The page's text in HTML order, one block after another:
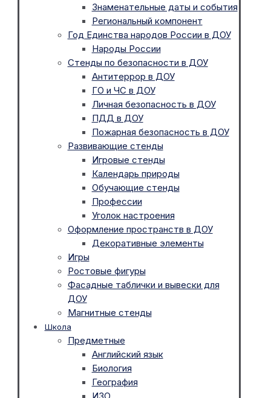
Знаменательные даты и события
Региональный компонент
Год Единства народов России в ДОУ
Народы России
Стенды по безопасности в ДОУ
Антитеррор в ДОУ
ГО и ЧС в ДОУ
Личная безопасность в ДОУ
ПДД в ДОУ
Пожарная безопасность в ДОУ
Развивающие стенды
Игровые стенды
Календарь природы
Обучающие стенды
Профессии
Уголок настроения
Оформление пространств в ДОУ
Декоративные элементы
Игры
Ростовые фигуры
Фасадные таблички и вывески для
ДОУ
Магнитные стенды
Школа
Предметные
Английский язык
Биология
География